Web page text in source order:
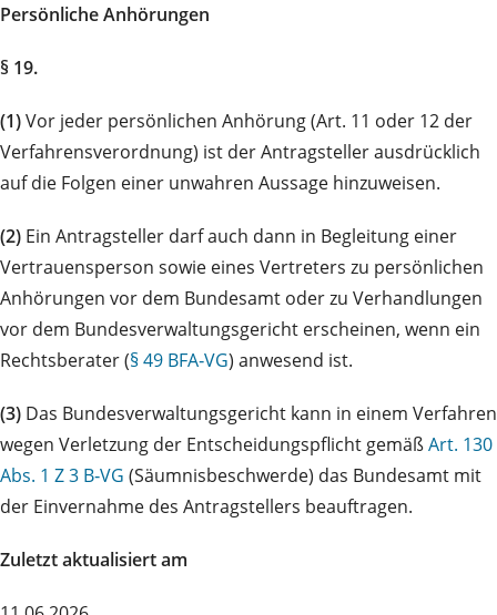
Persönliche Anhörungen
§ 19.
(1)Vor jeder persönlichen Anhörung (Art. 11 oder 12 der
Verfahrensverordnung) ist der Antragsteller ausdrücklich
auf die Folgen einer unwahren Aussage hinzuweisen.
(2) Ein Antragsteller darf auch dann in Begleitung einer
Vertrauensperson sowie eines Vertreters zu persönlichen
Anhörungen vor dem Bundesamt oder zu Verhandlungen
vor dem Bundesverwaltungsgericht erscheinen, wenn ein
Rechtsberater (§ 49 BFA‑VG) anwesend ist.
(3) Das Bundesverwaltungsgericht kann in einem Verfahren
wegen Verletzung der Entscheidungspflicht gemäßArt. 130
Abs. 1 Z 3 B‑VG (Säumnisbeschwerde) das Bundesamt mit
der Einvernahme des Antragstellers beauftragen.
Zuletzt aktualisiert am